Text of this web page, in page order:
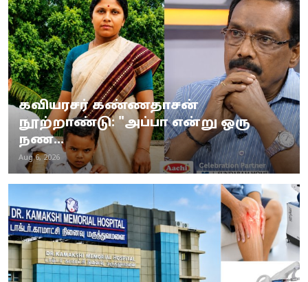
கவியரசர் கண்ணதாசன்
நூற்றாண்டு: "அப்பா என்று ஒரு
நண...
Aug 6, 2026